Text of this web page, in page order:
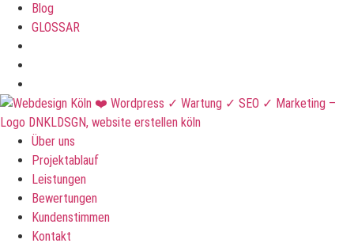
Blog
GLOSSAR
Über uns
Projektablauf
Leistungen
Bewertungen
Kundenstimmen
Kontakt